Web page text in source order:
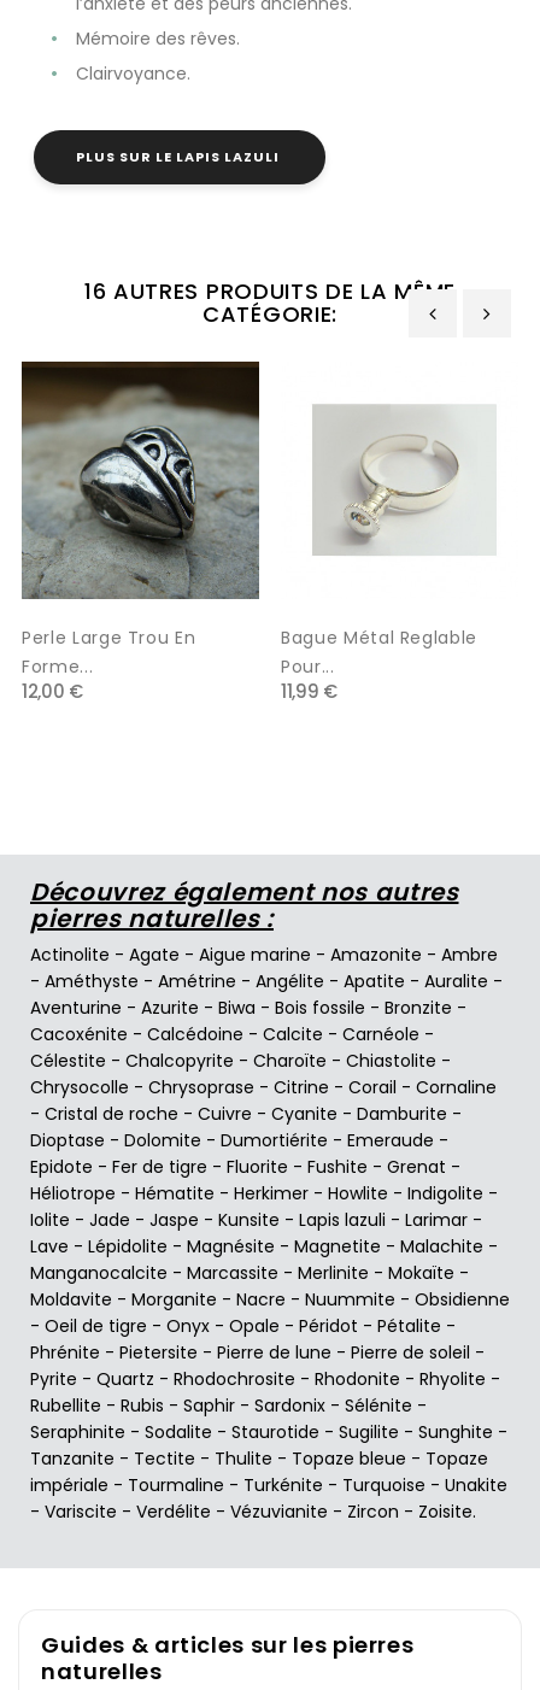
Mémoire des rêves.
Clairvoyance.
PLUS SUR LE LAPIS LAZULI
16 AUTRES PRODUITS DE LA MÊME
CATÉGORIE:
Perle Large Trou En
Forme...
12,00 €
Bague Métal Reglable
Pour...
11,99 €
Découvrez également nos autres
pierres naturelles :
Actinolite - Agate - Aigue marine - Amazonite - Ambre
- Améthyste - Amétrine - Angélite - Apatite - Auralite -
Aventurine - Azurite - Biwa - Bois fossile - Bronzite -
Cacoxénite - Calcédoine - Calcite - Carnéole -
Célestite - Chalcopyrite - Charoïte - Chiastolite -
Chrysocolle - Chrysoprase - Citrine - Corail - Cornaline
- Cristal de roche - Cuivre - Cyanite - Damburite -
Dioptase - Dolomite - Dumortiérite - Emeraude -
Epidote - Fer de tigre - Fluorite - Fushite - Grenat -
Héliotrope - Hématite - Herkimer - Howlite - Indigolite -
Iolite - Jade - Jaspe - Kunsite - Lapis lazuli - Larimar -
Lave - Lépidolite - Magnésite - Magnetite - Malachite -
Manganocalcite - Marcassite - Merlinite - Mokaïte -
Moldavite - Morganite - Nacre - Nuummite - Obsidienne
- Oeil de tigre - Onyx - Opale - Péridot - Pétalite -
Phrénite - Pietersite - Pierre de lune - Pierre de soleil -
Pyrite - Quartz - Rhodochrosite - Rhodonite - Rhyolite -
Rubellite - Rubis - Saphir - Sardonix - Sélénite -
Seraphinite - Sodalite - Staurotide - Sugilite - Sunghite -
Tanzanite - Tectite - Thulite - Topaze bleue - Topaze
impériale - Tourmaline - Turkénite - Turquoise - Unakite
- Variscite - Verdélite - Vézuvianite - Zircon - Zoisite.
Guides & articles sur les pierres
naturelles